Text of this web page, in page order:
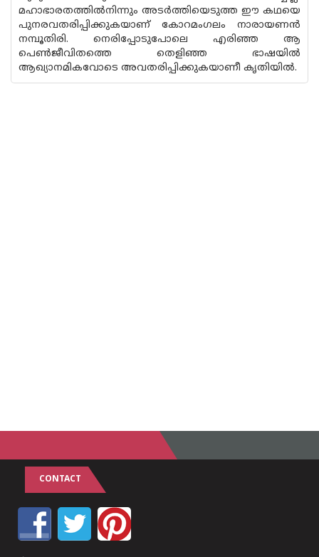
മഹാഭാരതത്തില്‍നിന്നും അടര്‍ത്തിയെടുത്ത ഈ കഥയെ
പുനരവതരിപ്പിക്കുകയാണ് കോറമംഗലം നാരായണന്‍
നമ്പൂതിരി. നെരിപ്പോടുപോലെ എരിഞ്ഞ ആ
പെണ്‍ജീവിതത്തെ തെളിഞ്ഞ ഭാഷയില്‍
ആഖ്യാനമികവോടെ അവതരിപ്പിക്കുകയാണീ കൃതിയില്‍.
CONTACT